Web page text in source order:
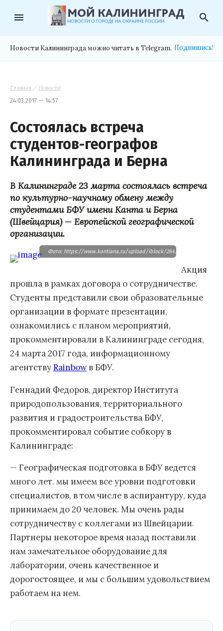
menu search
Новости Калининграда можно читать в Telegram. Подпишись!
Главная / Новости
24.03.2017 — 14:57
Состоялась встреча
студентов-географов
Калининграда и Берна
В Калининграде 23 марта состоялась встреча
по культурно-научному обмену между
студентами БФУ имени Канта и Берна
(Швейцария) — Европейской географической
организации.
Фото: https://www.kantiana.ru/upload/iblock/264/s2a3560.jpg
Акция
прошла в рамках договора о сотрудничестве.
Студенты представили свои образовательные
организации в формате презентации,
ознакомились с планом мероприятий,
прокомментировали в Калининграде сегодня,
24 марта 2017 года, информационному
агентствуRainbowв БФУ.
Геннадий Федоров, директор Института
природопользования, территориального
развития и градостроительства БФУ,
прокомментировал событие собкору в
Калининграде:
— Географическая подготовка в БФУ ведется
много лет. мы имеем все уровни подготовки
специалистов, в том числе в аспирантуру, куда
принимаем до 20 человек. Мы очень рады
сотрудничеству с коллегами из Швейцарии.
Партнеры некоторое время назад поставили
нам замечательное оборудование для
лаборатории, очень качественное и
дорогостоящее, и мы с большим удовольствием
работаем на нем.